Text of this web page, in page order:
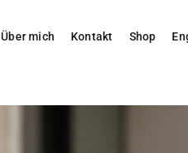
Über mich Kontakt Shop